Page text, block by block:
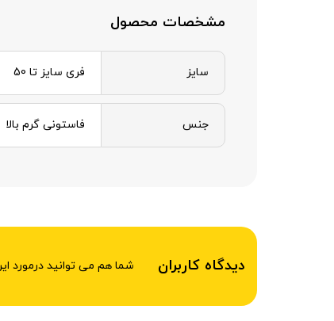
مشخصات محصول
سایز فری سایز تا 50
جنس فاستونی گرم بالا
دیدگاه کاربران شما هم می توانید درمورد